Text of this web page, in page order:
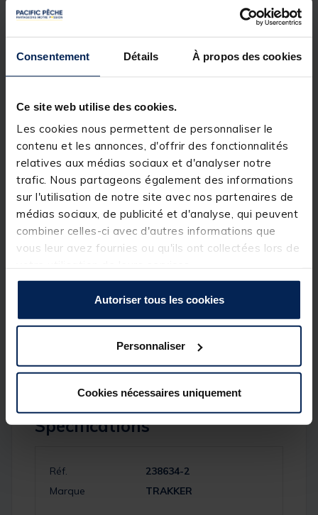
Consentement Détails À propos des cookies
Ce site web utilise des cookies.
Les cookies nous permettent de personnaliser le
contenu et les annonces, d'offrir des fonctionnalités
relatives aux médias sociaux et d'analyser notre
trafic. Nous partageons également des informations
sur l'utilisation de notre site avec nos partenaires de
médias sociaux, de publicité et d'analyse, qui peuvent
combiner celles-ci avec d'autres informations que
vous leur avez fournies ou qu'ils ont collectées lors de
Autoriser tous les cookies
Personnaliser
Cookies nécessaires uniquement
Notre gamme dédiée d'indicateurs pour les
est aussi performante qu'elle en a l'air.
CARACTÉRISTIQUES DU PRODUIT:
• Indicateur de touche dédié à la pêche
proche du bord et à moyenne distance
• Forme trapue Classique
• Disponible en : vert, bleu et blanc
• Fourni avec une tête trapue, un clip
Kippa, une chaîne à billes Clinga noire de 15,2
cm et un maillon Clinga noir
SPECIFICATIONS TECHNIQUES:
Spécifications
Réf.
238634-2
Marque
TRAKKER